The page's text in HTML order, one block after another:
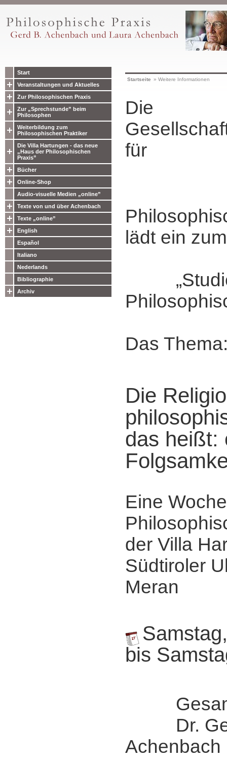
Start
Veranstaltungen und Aktuelles
Zur Philosophischen Praxis
Zur „Sprechstunde” beim
Philosophen
Weiterbildung zum
Philosophischen Praktiker
Die Villa Hartungen - das neue
„Haus der Philosophischen
Praxis”
Bücher
Online-Shop
Audio-visuelle Medien „online”
Texte von und über Achenbach
Texte „online”
English
Español
Italiano
Nederlands
Bibliographie
Archiv
Startseite » Weitere Informationen
Die
für
lädt ein zum
Das
Die
das heißt:
Eine
der Villa
Südtiroler
Meran
bis
Dr.
Achenbach